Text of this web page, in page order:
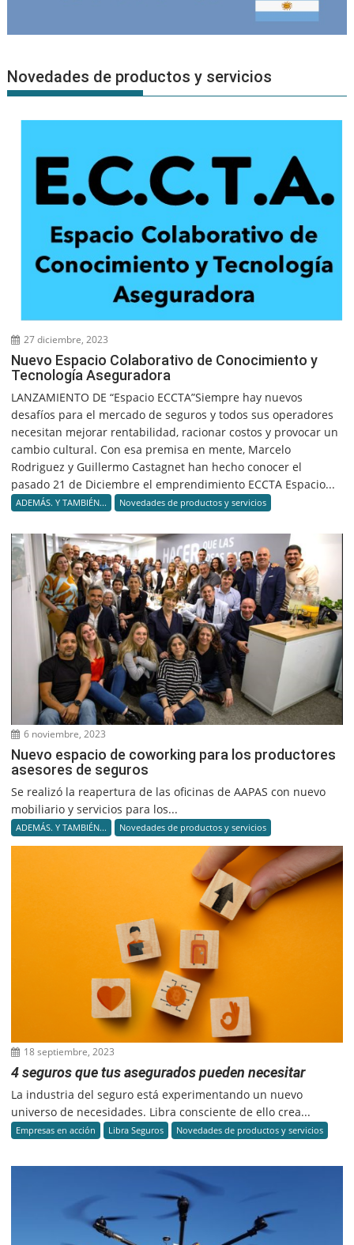
Novedades de productos y servicios
27 diciembre, 2023
Nuevo Espacio Colaborativo de Conocimiento y
Tecnología Aseguradora
LANZAMIENTO DE “Espacio ECCTA”Siempre hay nuevos
desafíos para el mercado de seguros y todos sus operadores
necesitan mejorar rentabilidad, racionar costos y provocar un
cambio cultural. Con esa premisa en mente, Marcelo
Rodriguez y Guillermo Castagnet han hecho conocer el
pasado 21 de Diciembre el emprendimiento ECCTA Espacio...
ADEMÁS. Y TAMBIÉN... Novedades de productos y servicios
6 noviembre, 2023
Nuevo espacio de coworking para los productores
asesores de seguros
Se realizó la reapertura de las oficinas de AAPAS con nuevo
mobiliario y servicios para los...
ADEMÁS. Y TAMBIÉN... Novedades de productos y servicios
18 septiembre, 2023
4 seguros que tus asegurados pueden necesitar
La industria del seguro está experimentando un nuevo
universo de necesidades. Libra consciente de ello crea...
Empresas en acción Libra Seguros Novedades de productos y servicios